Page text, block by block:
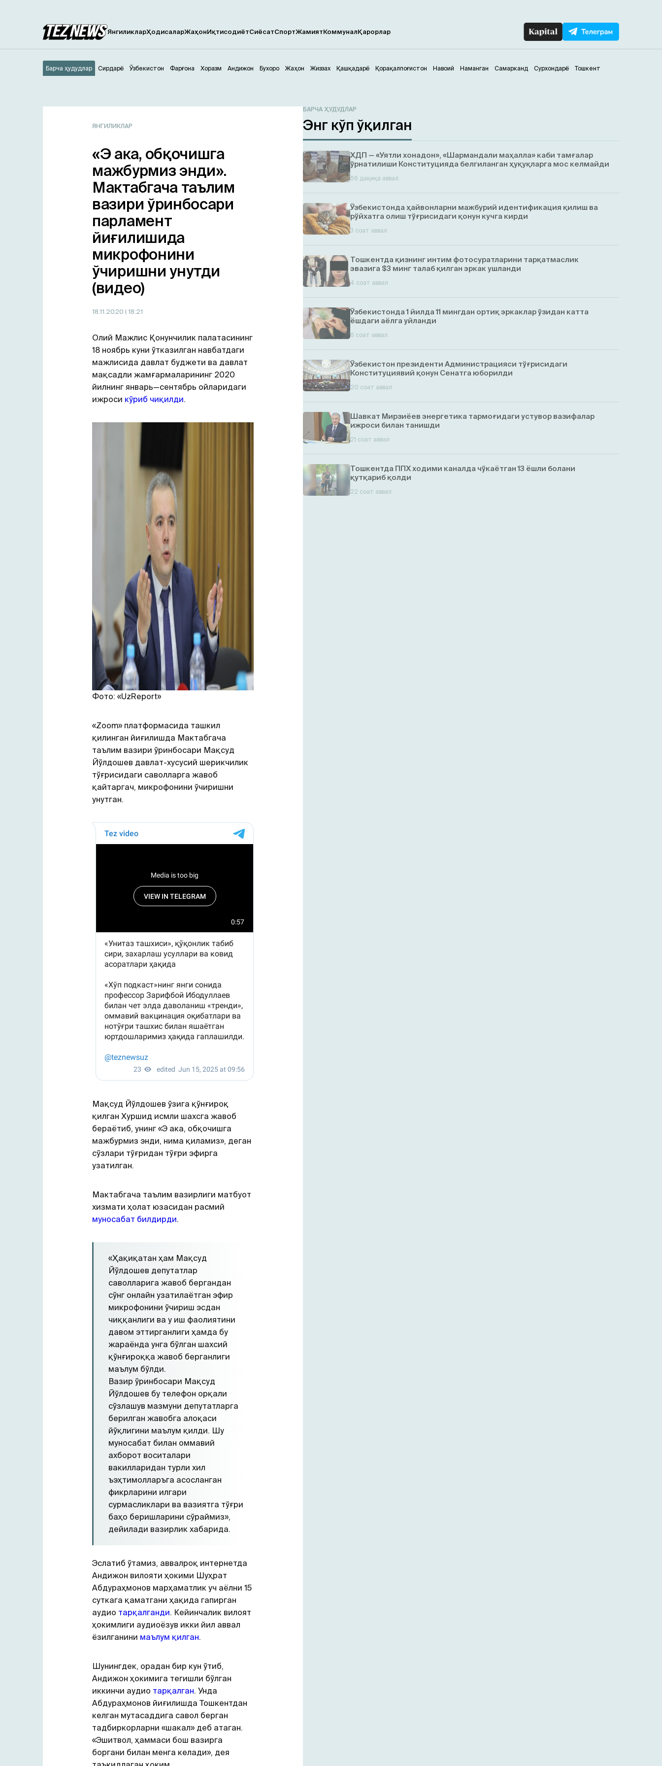
ЯнгиликларҲодисаларЖаҳонИқтисодиётСиёсатСпортЖамиятКоммуналҚарорлар
Андижон
Барча ҳудудлар Бухоро Жаҳон Жиззах Қашқадарё Қорақалпоғистон Навоий Наманган Самарканд
Сирдарё Сурхондарё Тошкент
Ўзбекистон Фарғона Хоразм
ЯНГИЛИКЛАР
«Э ака, обқочишга
мажбурмиз энди».
Мактабгача таълим
вазири ўринбосари
парламент
йиғилишида
микрофонини
ўчиришни унутди
(видео)
18.11.2020 | 18:21
Олий Мажлис Қонунчилик палатасининг
18 ноябрь куни ўтказилган навбатдаги
мажлисида давлат буджети ва давлат
мақсадли жамғармаларининг 2020
йилнинг январь—сентябрь ойларидаги
ижроси кўриб чиқилди.
Фото: «UzReport»
«Zoom» платформасида ташкил
қилинган йиғилишда Мактабгача
таълим вазири ўринбосари Мақсуд
Йўлдошев давлат-хусусий шерикчилик
тўғрисидаги саволларга жавоб
қайтаргач, микрофонини ўчиришни
унутган.
Мақсуд Йўлдошев ўзига қўнғироқ
қилган Хуршид исмли шахсга жавоб
бераётиб, унинг «Э ака, обқочишга
мажбурмиз энди, нима қиламиз», деган
сўзлари тўғридан тўғри эфирга
узатилган.
Мактабгача таълим вазирлиги матбуот
хизмати ҳолат юзасидан расмий
муносабат билдирди.
«Ҳақиқатан ҳам Мақсуд
Йўлдошев депутатлар
саволларига жавоб бергандан
сўнг онлайн узатилаётган эфир
микрофонини ўчириш эсдан
чиққанлиги ва у иш фаолиятини
давом эттирганлиги ҳамда бу
жараёнда унга бўлган шахсий
қўнғироққа жавоб берганлиги
маълум бўлди.
Вазир ўринбосари Мақсуд
Йўлдошев бу телефон орқали
сўзлашув мазмуни депутатларга
берилган жавобга алоқаси
йўқлигини маълум қилди. Шу
муносабат билан оммавий
ахборот воситалари
вакилларидан турли хил
ъэҳтимолларъга асосланган
фикрларини илгари
сурмасликлари ва вазиятга тўғри
баҳо беришларини сўраймиз»,
дейилади вазирлик хабарида.
Эслатиб ўтамиз, аввалроқ интернетда
Aндижон вилояти ҳокими Шуҳрат
Aбдураҳмонов марҳаматлик уч аёлни 15
суткага қаматгани ҳақида гапирган
аудио тарқалганди. Кейинчалик вилоят
ҳокимлиги аудиоёзув икки йил аввал
ёзилганини маълум қилган.
Шунингдек, орадан бир кун ўтиб,
Aндижон ҳокимига тегишли бўлган
иккинчи аудио тарқалган. Унда
Aбдураҳмонов йиғилишда Тошкентдан
келган мутасаддига савол берган
тадбиркорларни «шакал» деб атаган.
«Эшитвол, ҳаммаси бош вазирга
боргани билан менга келади», дея
БАРЧА ҲУДУДЛАР
Энг кўп ўқилган
ХДП — «Уятли хонадон», «Шармандали маҳалла» каби тамғалар
ўрнатилиши Конституцияда белгиланган ҳуқуқларга мос келмайди
56 дақиқа аввал
Ўзбекистонда ҳайвонларни мажбурий идентификация қилиш ва
рўйхатга олиш тўғрисидаги қонун кучга кирди
3 соат аввал
Тошкентда қизнинг интим фотосуратларини тарқатмаслик
эвазига $3 минг талаб қилган эркак ушланди
4 соат аввал
Ўзбекистонда 1 йилда 11 мингдан ортиқ эркаклар ўзидан катта
ёшдаги аёлга уйланди
6 соат аввал
Ўзбекистон президенти Администрацияси тўғрисидаги
Конституциявий қонун Сенатга юборилди
20 соат аввал
Шавкат Мирзиёев энергетика тармоғидаги устувор вазифалар
ижроси билан танишди
21 соат аввал
Тошкентда ППХ ходими каналда чўкаётган 13 ёшли болани
қутқариб қолди
22 соат аввал